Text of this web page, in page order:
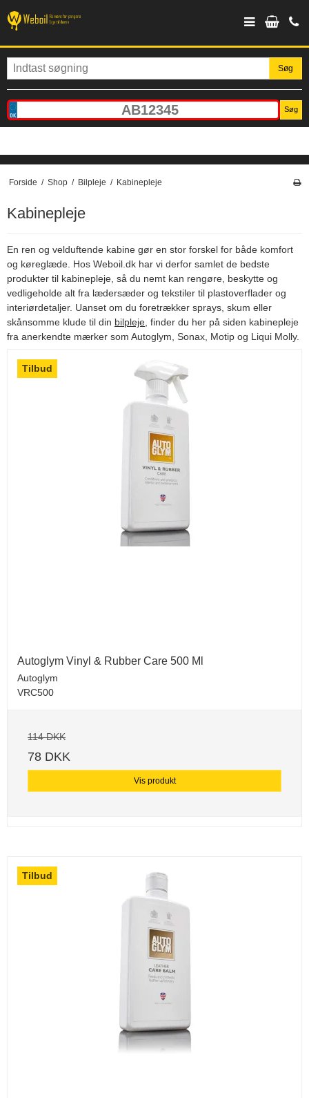
Søg
Søg
Forside / Shop / Bilpleje / Kabinepleje
Kabinepleje
En ren og velduftende kabine gør en stor forskel for både komfort
og køreglæde. Hos Weboil.dk har vi derfor samlet de bedste
produkter til kabinepleje, så du nemt kan rengøre, beskytte og
vedligeholde alt fra lædersæder og tekstiler til plastoverflader og
interiørdetaljer. Uanset om du foretrækker sprays, skum eller
skånsomme klude til din bilpleje , finder du her på siden kabinepleje
fra anerkendte mærker som Autoglym, Sonax, Motip og Liqui Molly.
Tilbud
Autoglym Vinyl & Rubber Care 500 Ml
Autoglym
VRC500
114 DKK
78 DKK
Vis produkt
Tilbud